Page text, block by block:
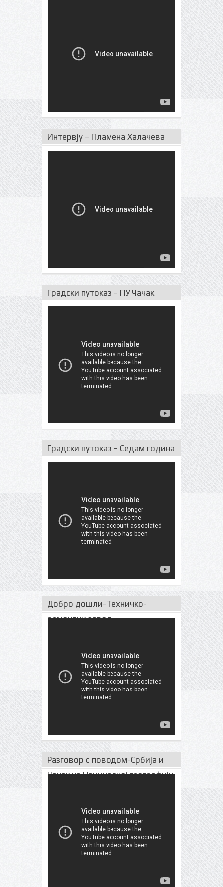
Интервју – Пламена Халачева
Градски путоказ – ПУ Чачак
Градски путоказ – Седам година
актуeлне власти
Добро дошли-Техничко-
ремонтни завод
Разговор с поводом-Србија и
Чачак на Нациналној географији